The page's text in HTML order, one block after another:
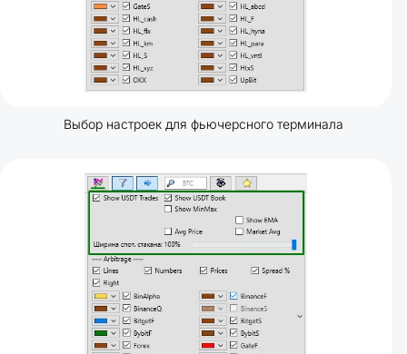
Выбор настроек для фьючерсного терминала